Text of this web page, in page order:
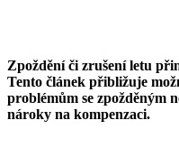
Zpoždění či zrušení letu
Tento článek přibližuje
problémům se zpožděným
nároky na kompenzaci.